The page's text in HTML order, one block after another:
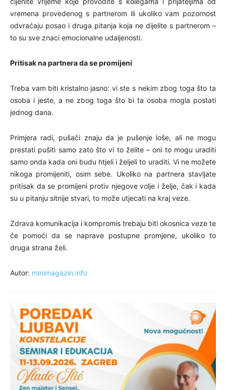
vremena provedenog s partnerom ili ukoliko vam pozornost
odvraćaju posao i druga pitanja koja ne dijelite s partnerom –
to su sve znaci emocionalne udaljenosti.
Pritisak na partnera da se promijeni
Treba vam biti kristalno jasno: vi ste s nekim zbog toga što ta
osoba i jeste, a ne zbog toga što bi ta osoba mogla postati
jednog dana.
Primjera radi, pušači znaju da je pušenje loše, ali ne mogu
prestati pušiti samo zato što vi to želite – oni to mogu uraditi
samo onda kada oni budu htjeli i željeli to uraditi. Vi ne možete
nikoga promijeniti, osim sebe. Ukoliko na partnera stavljate
pritisak da se promijeni protiv njegove volje i želje, čak i kada
su u pitanju sitnije stvari, to može utjecati na kraj veze.
Zdrava komunikacija i kompromis trebaju biti okosnica veze te
će pomoći da se naprave postupne promjene, ukoliko to
druga strana želi.
Autor: minimagazin.info